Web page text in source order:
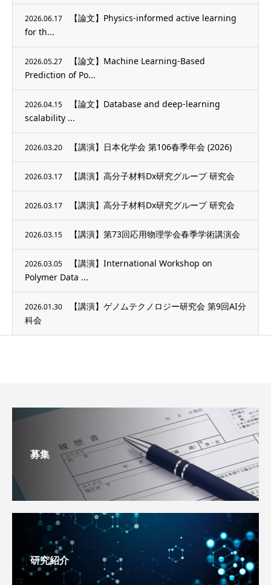
2026.06.17
【論文】Physics-informed active learning
for th...
2026.05.27
【論文】Machine Learning-Based
Prediction of Po...
2026.04.15
【論文】Database and deep-learning
scalability ...
2026.03.20 【講演】日本化学会 第106春季年会 (2026)
2026.03.17 【講演】高分子材料Dx研究グループ 研究会
2026.03.17 【講演】高分子材料Dx研究グループ 研究会
2026.03.15 【講演】第73回応用物理学会春季学術講演会
2026.03.05
【講演】International Workshop on
Polymer Data ...
2026.01.30
【講演】ゲノムテクノロジー研究会 第9回AI分
科会
募集
研究紹介